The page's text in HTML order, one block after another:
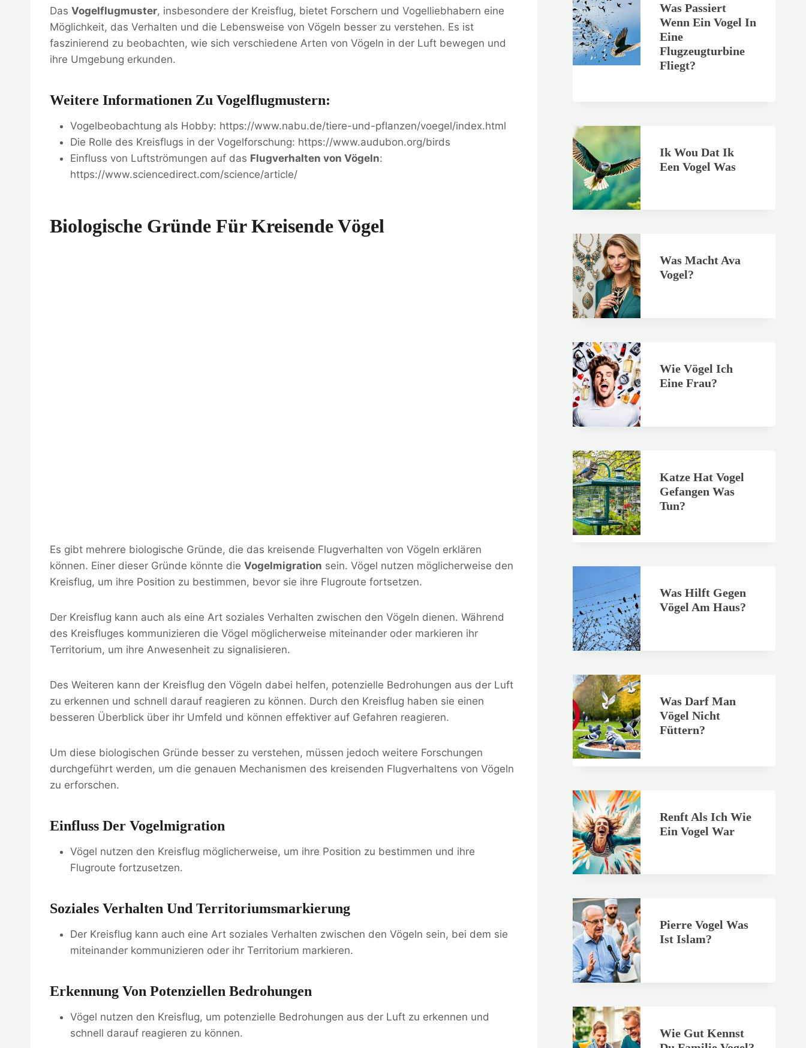
Das Vogelflugmuster, insbesondere der Kreisflug, bietet Forschern und Vogelliebhabern eine
Möglichkeit, das Verhalten und die Lebensweise von Vögeln besser zu verstehen. Es ist
faszinierend zu beobachten, wie sich verschiedene Arten von Vögeln in der Luft bewegen und
ihre Umgebung erkunden.
Weitere Informationen Zu Vogelflugmustern:
Vogelbeobachtung als Hobby: https://www.nabu.de/tiere-und-pflanzen/voegel/index.html
Die Rolle des Kreisflugs in der Vogelforschung: https://www.audubon.org/birds
Einfluss von Luftströmungen auf das Flugverhalten von Vögeln:
https://www.sciencedirect.com/science/article/
Biologische Gründe Für Kreisende Vögel
Es gibt mehrere biologische Gründe, die das kreisende Flugverhalten von Vögeln erklären
können. Einer dieser Gründe könnte die Vogelmigration sein. Vögel nutzen möglicherweise den
Kreisflug, um ihre Position zu bestimmen, bevor sie ihre Flugroute fortsetzen.
Der Kreisflug kann auch als eine Art soziales Verhalten zwischen den Vögeln dienen. Während
des Kreisfluges kommunizieren die Vögel möglicherweise miteinander oder markieren ihr
Territorium, um ihre Anwesenheit zu signalisieren.
Des Weiteren kann der Kreisflug den Vögeln dabei helfen, potenzielle Bedrohungen aus der Luft
zu erkennen und schnell darauf reagieren zu können. Durch den Kreisflug haben sie einen
besseren Überblick über ihr Umfeld und können effektiver auf Gefahren reagieren.
Um diese biologischen Gründe besser zu verstehen, müssen jedoch weitere Forschungen
durchgeführt werden, um die genauen Mechanismen des kreisenden Flugverhaltens von Vögeln
zu erforschen.
Einfluss Der Vogelmigration
Vögel nutzen den Kreisflug möglicherweise, um ihre Position zu bestimmen und ihre
Flugroute fortzusetzen.
Soziales Verhalten Und Territoriumsmarkierung
Der Kreisflug kann auch eine Art soziales Verhalten zwischen den Vögeln sein, bei dem sie
miteinander kommunizieren oder ihr Territorium markieren.
Erkennung Von Potenziellen Bedrohungen
Vögel nutzen den Kreisflug, um potenzielle Bedrohungen aus der Luft zu erkennen und
schnell darauf reagieren zu können.
Was Passiert
Wenn Ein Vogel In
Eine
Flugzeugturbine
Fliegt?
Ik Wou Dat Ik
Een Vogel Was
Was Macht Ava
Vogel?
Wie Vögel Ich
Eine Frau?
Katze Hat Vogel
Gefangen Was
Tun?
Was Hilft Gegen
Vögel Am Haus?
Was Darf Man
Vögel Nicht
Füttern?
Renft Als Ich Wie
Ein Vogel War
Pierre Vogel Was
Ist Islam?
Wie Gut Kennst